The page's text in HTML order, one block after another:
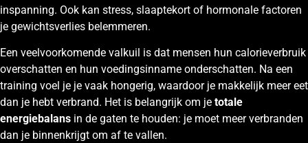
inspanning. Ook kan stress, slaaptekort of hormonale factoren
je gewichtsverlies belemmeren.
Een veelvoorkomende valkuil is dat mensen hun calorieverbruik
overschatten en hun voedingsinname onderschatten. Na een
training voel je je vaak hongerig, waardoor je makkelijk meer eet
dan je hebt verbrand. Het is belangrijk om je totale
energiebalans in de gaten te houden: je moet meer verbranden
dan je binnenkrijgt om af te vallen.